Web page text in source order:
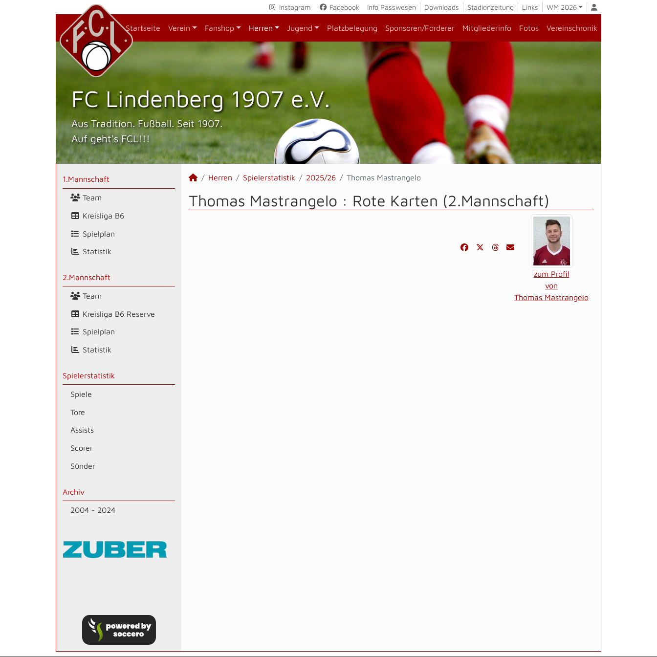
Instagram Facebook Info Passwesen Downloads Stadionzeitung Links WM 2026
Startseite Verein Fanshop Herren Jugend Platzbelegung Sponsoren/Förderer Mitgliederinfo Fotos Vereinschronik
FC Lindenberg 1907 e.V.
Aus Tradition. Fußball. Seit 1907.
Auf geht's FCL!!!
1.Mannschaft
Team
Kreisliga B6
Spielplan
Statistik
2.Mannschaft
Team
Kreisliga B6 Reserve
Spielplan
Statistik
Spielerstatistik
Spiele
Tore
Assists
Scorer
Sünder
Archiv
2004 - 2024
Herren Spielerstatistik 2025/26 Thomas Mastrangelo
Thomas Mastrangelo : Rote Karten (2.Mannschaft)
zum Profil
von
Thomas Mastrangelo